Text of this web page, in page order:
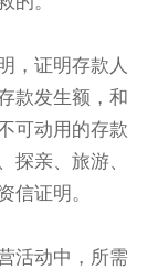
，证明存款人
款发生额，和
可动用的存款
探亲、旅游、
信证明。
活动中，所需